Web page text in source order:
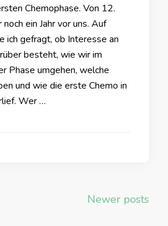
Chemophase. Von 12.
ein Jahr vor uns. Auf
ich gefragt, ob Interesse an
besteht, wie wir im
Phase umgehen, welche
und wie die erste Chemo in
Wer …
Newer posts